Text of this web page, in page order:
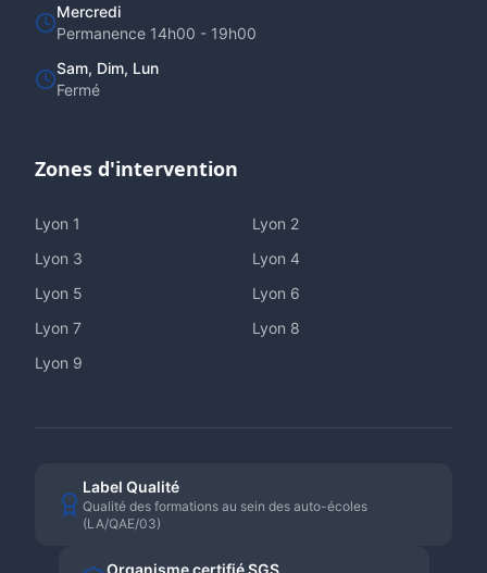
Mercredi
Permanence 14h00 - 19h00
Sam, Dim, Lun
Fermé
Zones d'intervention
Lyon 1 Lyon 2
Lyon 3 Lyon 4
Lyon 5 Lyon 6
Lyon 7 Lyon 8
Lyon 9
Label Qualité
Qualité des formations au sein des auto-écoles
(LA/QAE/03)
Organisme certifié SGS